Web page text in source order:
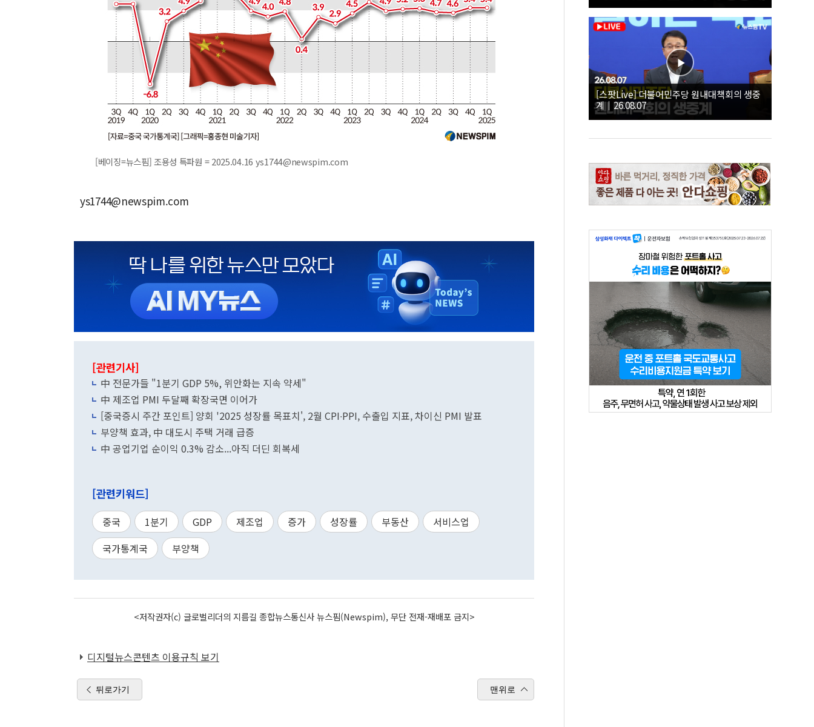
[베이징=뉴스핌] 조용성 특파원 = 2025.04.16 ys1744@newspim.com
ys1744@newspim.com
[관련기사]
中 전문가들 "1분기 GDP 5%, 위안화는 지속 약세"
中 제조업 PMI 두달째 확장국면 이어가
[중국증시 주간 포인트] 양회 '2025 성장률 목표치', 2월 CPI∙PPI, 수출입 지표, 차이신 PMI 발표
부양책 효과, 中 대도시 주택 거래 급증
中 공업기업 순이익 0.3% 감소...아직 더딘 회복세
[관련키워드]
중국 1분기 GDP 제조업 증가 성장률 부동산
서비스업
국가통계국
부양책
<저작권자(c) 글로벌리더의 지름길 종합뉴스통신사 뉴스핌(Newspim), 무단 전재-재배포 금지>
디지털뉴스콘텐츠 이용규칙 보기
뒤로가기 맨위로
[스팟Live] 더불어민주당 원내대책회의 생중
계｜26.08.07